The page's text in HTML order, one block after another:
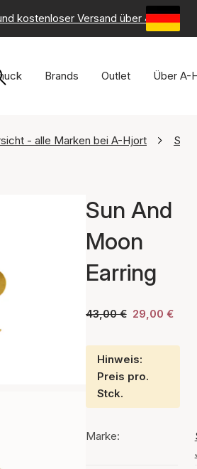
kostenloser Versand über 49 € -
Brands Outlet Über A-
- alle Marken bei A-Hjort
Sun And
Moon
Earring
43,00 € 29,00 €
Hinweis:
Preis pro.
Stck.
Marke: